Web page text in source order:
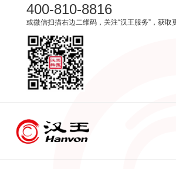
400-810-8816
或微信扫描右边二维码，关注“汉王服务”，获取